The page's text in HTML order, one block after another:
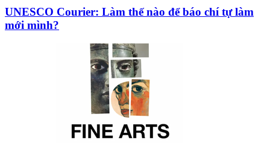
UNESCO Courier: Làm thế nào để báo chí tự làm
mới mình?